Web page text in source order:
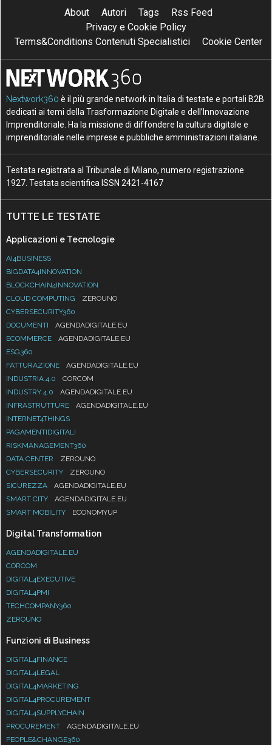
About Autori Tags
Rss Feed
Privacy e Cookie Policy
Terms&Conditions Contenuti Specialistici
Cookie Center
Nextwork360 è il più grande network in Italia di testate e portali B2B
dedicati ai temi della Trasformazione Digitale e dell’Innovazione
Imprenditoriale. Ha la missione di diffondere la cultura digitale e
imprenditoriale nelle imprese e pubbliche amministrazioni italiane.
Testata registrata al Tribunale di Milano, numero registrazione
1927. Testata scientifica ISSN 2421-4167
TUTTE LE TESTATE
Applicazioni e Tecnologie
AI4BUSINESS
BIGDATA4INNOVATION
BLOCKCHAIN4INNOVATION
CLOUD COMPUTING
ZEROUNO
CYBERSECURITY360
DOCUMENTI
AGENDADIGITALE.EU
ECOMMERCE
AGENDADIGITALE.EU
ESG360
FATTURAZIONE
AGENDADIGITALE.EU
INDUSTRIA 4.0
CORCOM
INDUSTRY 4.0
AGENDADIGITALE.EU
INFRASTRUTTURE
AGENDADIGITALE.EU
INTERNET4THINGS
PAGAMENTIDIGITALI
RISKMANAGEMENT360
DATA CENTER
ZEROUNO
CYBERSECURITY
ZEROUNO
SICUREZZA
AGENDADIGITALE.EU
SMART CITY
AGENDADIGITALE.EU
SMART MOBILITY
ECONOMYUP
Digital Transformation
AGENDADIGITALE.EU
CORCOM
DIGITAL4EXECUTIVE
DIGITAL4PMI
TECHCOMPANY360
ZEROUNO
Funzioni di Business
DIGITAL4FINANCE
DIGITAL4LEGAL
DIGITAL4MARKETING
DIGITAL4PROCUREMENT
DIGITAL4SUPPLYCHAIN
PROCUREMENT
AGENDADIGITALE.EU
PEOPLE&CHANGE360